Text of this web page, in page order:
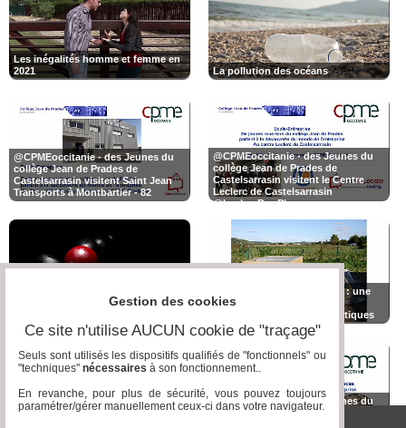
Les inégalités homme et femme en
2021
La pollution des océans
@CPMEoccitanie - des Jeunes du
collège Jean de Prades de
Castelsarrasin visitent Saint Jean
Transports à Montbartier - 82
@CPMEoccitanie - des Jeunes du
collège Jean de Prades de
Castelsarrasin visitent le Centre
Leclerc de Castelsarrasin
@LeclercBonPlan
Stop au harcèlement scolaire -
Sylvain Aune - Aquamunda : une
alternative écologique et
esthéthique aux fosses septiques
Jeunes Reporters - Le
@CPMEoccitanie - des Jeunes du
collège Jean de Prades de
Gestion des cookies
Ce site n'utilise AUCUN cookie de "traçage"
Seuls sont utilisés les dispositifs qualifiés de "fonctionnels" ou
"techniques" nécessaires à son fonctionnement..
En revanche, pour plus de sécurité, vous pouvez toujours
paramétrer/gérer manuellement ceux-ci dans votre navigateur.